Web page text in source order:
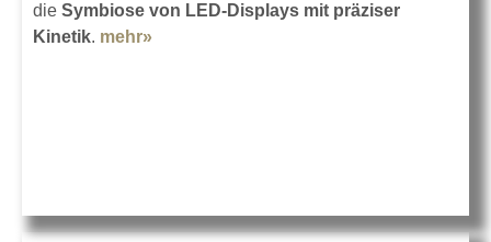
die Symbiose von LED-Displays mit präziser
Kinetik. mehr»